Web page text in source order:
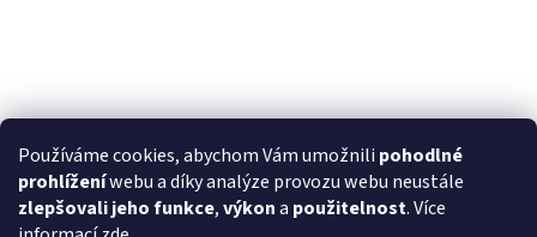
Používáme cookies, abychom Vám umožnili pohodlné
prohlíženíwebu a díky analýze provozu webu neustále
zlepšovali jeho funkce,výkona použitelnost. Více